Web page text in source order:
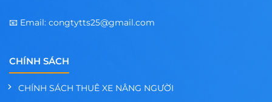
📧 Email: congtytts25@gmail.com
CHÍNH SÁCH
CHÍNH SÁCH THUÊ XE NÂNG NGƯỜI